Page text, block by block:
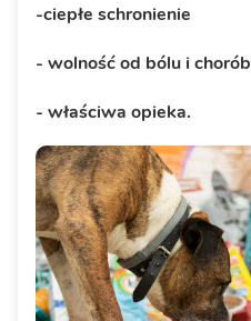
-ciepłe schronienie
- wolność od bólu i chorób
- właściwa opieka.